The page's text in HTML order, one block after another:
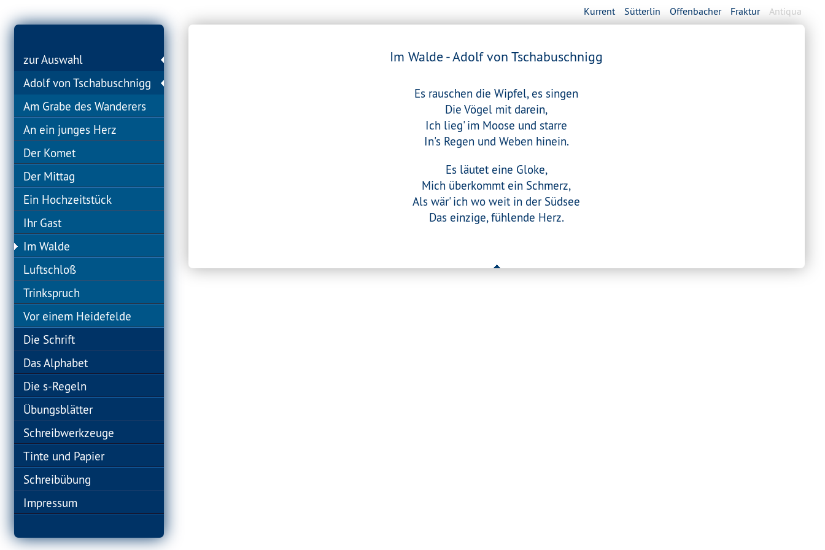
Kurrent Sütterlin Offenbacher Fraktur Antiqua
zur Auswahl
Adolf von Tschabuschnigg
Am Grabe des Wanderers
An ein junges Herz
Der Komet
Der Mittag
Ein Hochzeitstück
Ihr Gast
Im Walde
Luftschloß
Trinkspruch
Vor einem Heidefelde
Die Schrift
Das Alphabet
Die s-Regeln
Übungsblätter
Schreibwerkzeuge
Tinte und Papier
Schreibübung
Impressum
Im Walde - Adolf von Tschabuschnigg
Es rauschen die Wipfel, es singen
Die Vögel mit darein,
Ich lieg' im Moose und starre
In's Regen und Weben hinein.
Es läutet eine Gloke,
Mich überkommt ein Schmerz,
Als wär' ich wo weit in der Südsee
Das einzige, fühlende Herz.